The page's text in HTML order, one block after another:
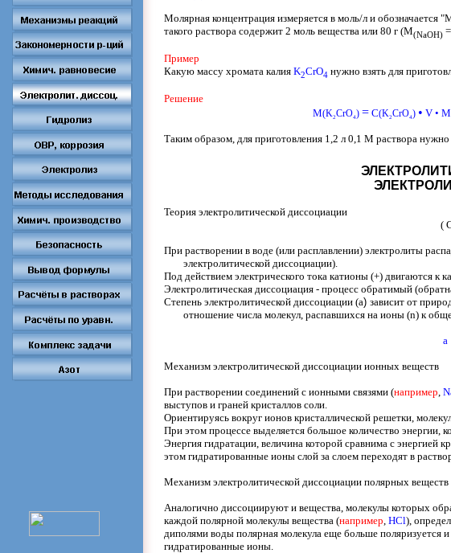
Молярная концентрация измеряется в моль/л и обозначается "
такого раствора содержит 2 моль вещества или 80 г (M(NaOH)
Пример
Какую массу хромата калия K2CrO4 нужно взять для
Решение
M(K2CrO4) = C(K2CrO4) • V• M
Таким образом, для приготовления 1,2 л 0,1 М раствора нужно
Теория электролитической диссоциации
(
При растворении в воде (или расплавлении) электролиты
электролитической диссоциации).
Под действием электрического тока катионы (+) двигаются к
Электролитическая диссоциация - процесс обратимый
Степень электролитической диссоциации (a) зависитот
отношение числа молекул, распавшихся на ионы (n) к
a
Механизм электролитической диссоциации ионных веществ
При растворении соединений с ионными связями (например
выступов и граней кристаллов соли.
Ориентируясь вокруг ионов кристаллической решетки,
При этом процессе выделяется большое количество энергии,
Энергия гидратации, величина которой сравнима с энергией
этом гидратированные ионы слой за слоем переходят в
Механизм электролитической диссоциации полярных веществ
Аналогично диссоциируют и вещества, молекулы которых
каждой полярной молекулы вещества (например HCl),
диполями воды полярная молекула еще больше поляризуется
гидратированные ионы.